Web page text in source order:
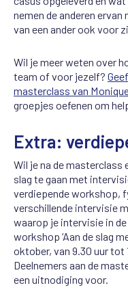
nemen de anderen
van een ander ook voor
Wil je meer weten over
team of voor jezelf?
masterclass van
groepjes oefenen om
Extra:
Wil je na de masterclass
slag te gaan met
verdiepende workshop,
verschillende intervisie
waarop je intervisie in
workshop ‘Aan de slag
oktober, van 9.30 uur tot
Deelnemers aan de
een uitnodiging voor.